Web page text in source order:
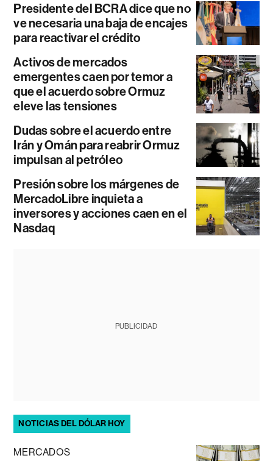
Presidente del BCRA dice que no
ve necesaria una baja de encajes
para reactivar el crédito
Activos de mercados
emergentes caen por temor a
que el acuerdo sobre Ormuz
eleve las tensiones
Dudas sobre el acuerdo entre
Irán y Omán para reabrir Ormuz
impulsan al petróleo
Presión sobre los márgenes de
MercadoLibre inquieta a
inversores y acciones caen en el
Nasdaq
PUBLICIDAD
NOTICIAS DEL DÓLAR HOY
MERCADOS